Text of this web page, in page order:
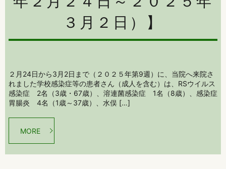
３月２日）】
２月24日から3月2日まで（２０２５年第9週）に、当院へ来院さ
れました学校感染症等の患者さん（成人を含む）は、RSウイルス
感染症 2名（3歳・67歳）、溶連菌感染症 1名（8歳）、感染症
胃腸炎 4名（1歳～37歳）、水俣 […]
MORE